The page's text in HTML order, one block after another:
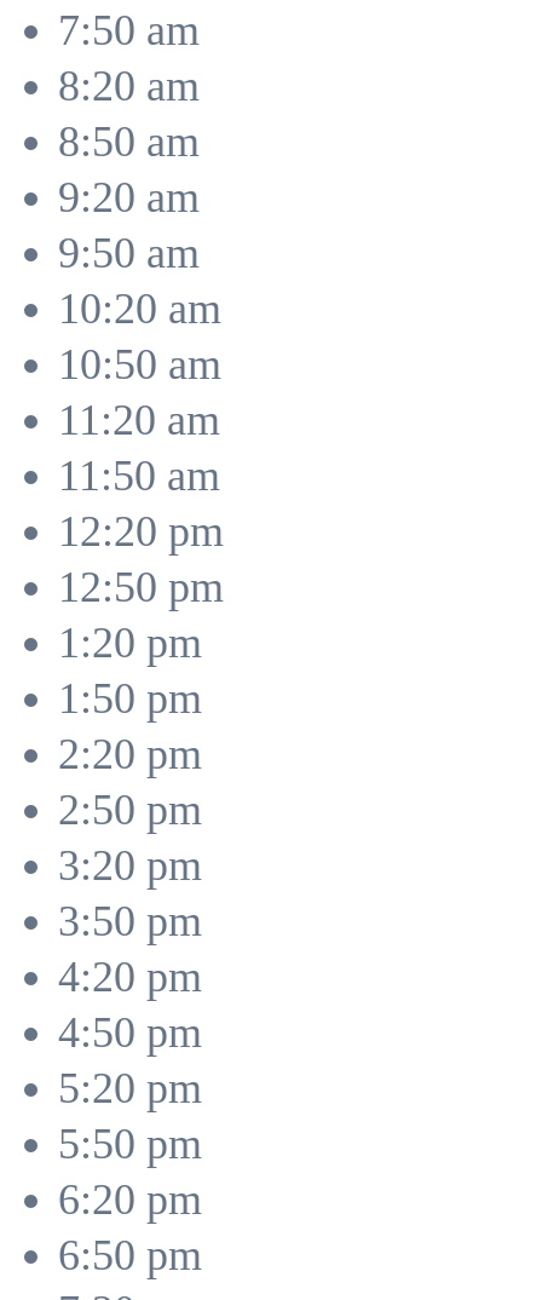
7:50 am
8:20 am
8:50 am
9:20 am
9:50 am
10:20 am
10:50 am
11:20 am
11:50 am
12:20 pm
12:50 pm
1:20 pm
1:50 pm
2:20 pm
2:50 pm
3:20 pm
3:50 pm
4:20 pm
4:50 pm
5:20 pm
5:50 pm
6:20 pm
6:50 pm